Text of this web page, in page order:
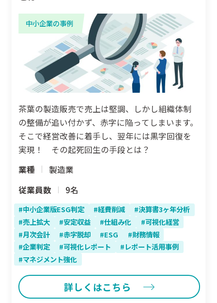
中小企業の事例
茶葉の製造販売で売上は堅調、しかし組織体制
の整備が追い付かず、赤字に陥ってしまいます。
そこで経営改善に着手し、翌年には黒字回復を
実現！ その起死回生の手段とは？
業種
製造業
従業員数
9名
中小企業版ESG判定 経費削減
決算書3ヶ年分析
売上拡大
安定収益 仕組み化
可視化経営
月次会計
赤字脱却 ESG
財務情報
企業判定
可視化レポート
レポート活用事例
マネジメント強化
詳しくはこちら